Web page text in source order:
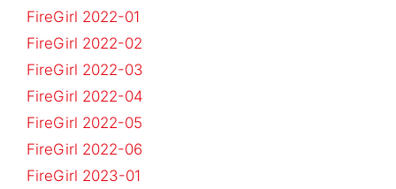
FireGirl 2022-01
FireGirl 2022-02
FireGirl 2022-03
FireGirl 2022-04
FireGirl 2022-05
FireGirl 2022-06
FireGirl 2023-01